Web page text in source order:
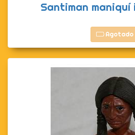
Santiman maniquí
Agotado